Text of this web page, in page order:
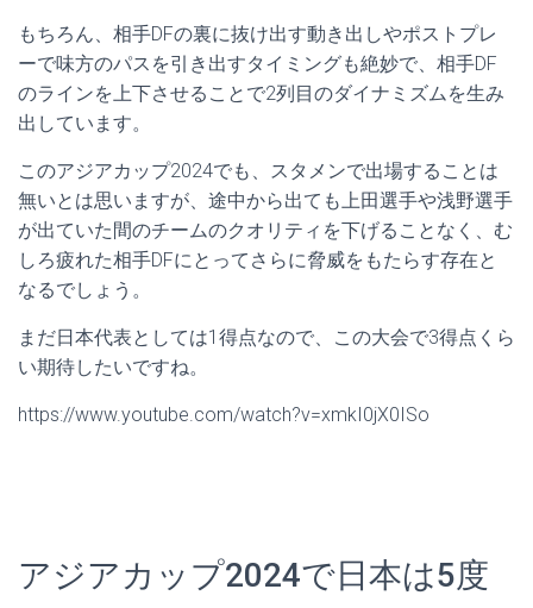
もちろん、相手DFの裏に抜け出す動き出しやポストプレ
ーで味方のパスを引き出すタイミングも絶妙で、相手DF
のラインを上下させることで2列目のダイナミズムを生み
出しています。
このアジアカップ2024でも、スタメンで出場することは
無いとは思いますが、途中から出ても上田選手や浅野選手
が出ていた間のチームのクオリティを下げることなく、む
しろ疲れた相手DFにとってさらに脅威をもたらす存在と
なるでしょう。
まだ日本代表としては1得点なので、この大会で3得点くら
い期待したいですね。
https://www.youtube.com/watch?v=xmkI0jX0ISo
アジアカップ2024で日本は5度